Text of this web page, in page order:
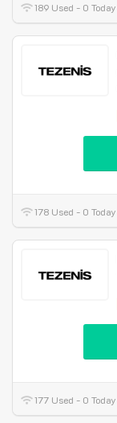
189 Used - 0 Today
178 Used - 0 Today
177 Used - 0 Today